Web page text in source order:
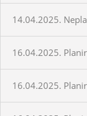
14.04.2025.
16.04.2025.
16.04.2025.